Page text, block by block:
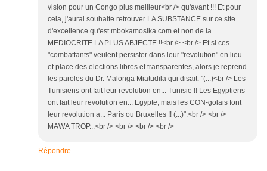
vision pour un Congo plus meilleur<br /> qu'avant !!! Et pour
cela, j'aurai souhaite retrouver LA SUBSTANCE sur ce site
d'excellence qu'est mbokamosika.com et non de la
MEDIOCRITE LA PLUS ABJECTE !!<br /> <br /> Et si ces
"combattants" veulent persister dans leur "revolution" en lieu
et place des elections libres et transparentes, alors je reprend
les paroles du Dr. Malonga Miatudila qui disait: "(...)<br /> Les
Tunisiens ont fait leur revolution en... Tunisie !! Les Egyptiens
ont fait leur revolution en... Egypte, mais les CON-golais font
leur revolution a... Paris ou Bruxelles !! (...)".<br /> <br />
MAWA TROP...<br /> <br /> <br /> <br />
Répondre